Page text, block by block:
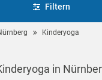
Filtern
Kinderyoga
in